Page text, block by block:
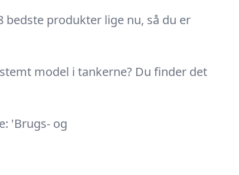
bedste produkter lige nu, så du er
model i tankerne? Du finder det
'Brugs- og